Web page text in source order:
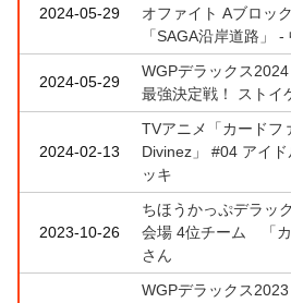
2024-05-29
オファイト Aブロッ
「SAGA沿岸道路」
2024-05-29
WGPデラックス
最強決定戦！ ストイ
2024-02-13
TVアニメ「カードフ
Divinez」 #04 アイ
ッキ
2023-10-26
ちほうかっぷデラッ
会場 4位チーム 「
さん
WGPデラックス